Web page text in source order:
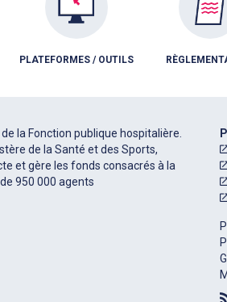
PLATEFORMES / OUTILS
de la Fonction publique hospitalière.
de la Santé et des Sports,
et gère les fonds consacrés à la
950 000 agents